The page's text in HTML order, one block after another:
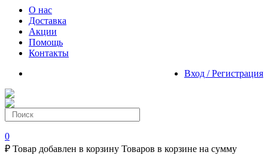
О нас
Доставка
Акции
Помощь
Контакты
Вход / Регистрация
0
₽ Товар добавлен в корзину Товаров в корзине на сумму